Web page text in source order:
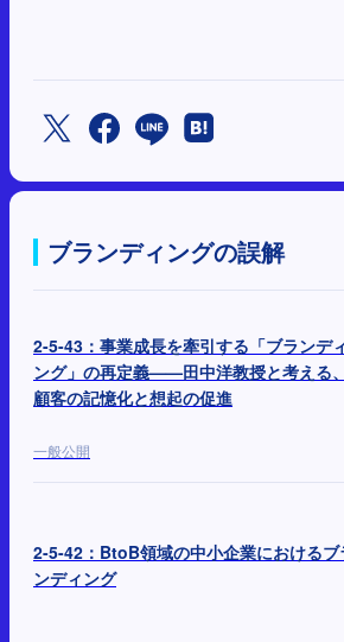
ブランディングの誤解
2-5-43：事業成長を牽引する「ブランデ
ング」の再定義——田中洋教授と考える、
顧客の記憶化と想起の促進
一般公開
2-5-42：BtoB領域の中小企業におけるブ
ンディング